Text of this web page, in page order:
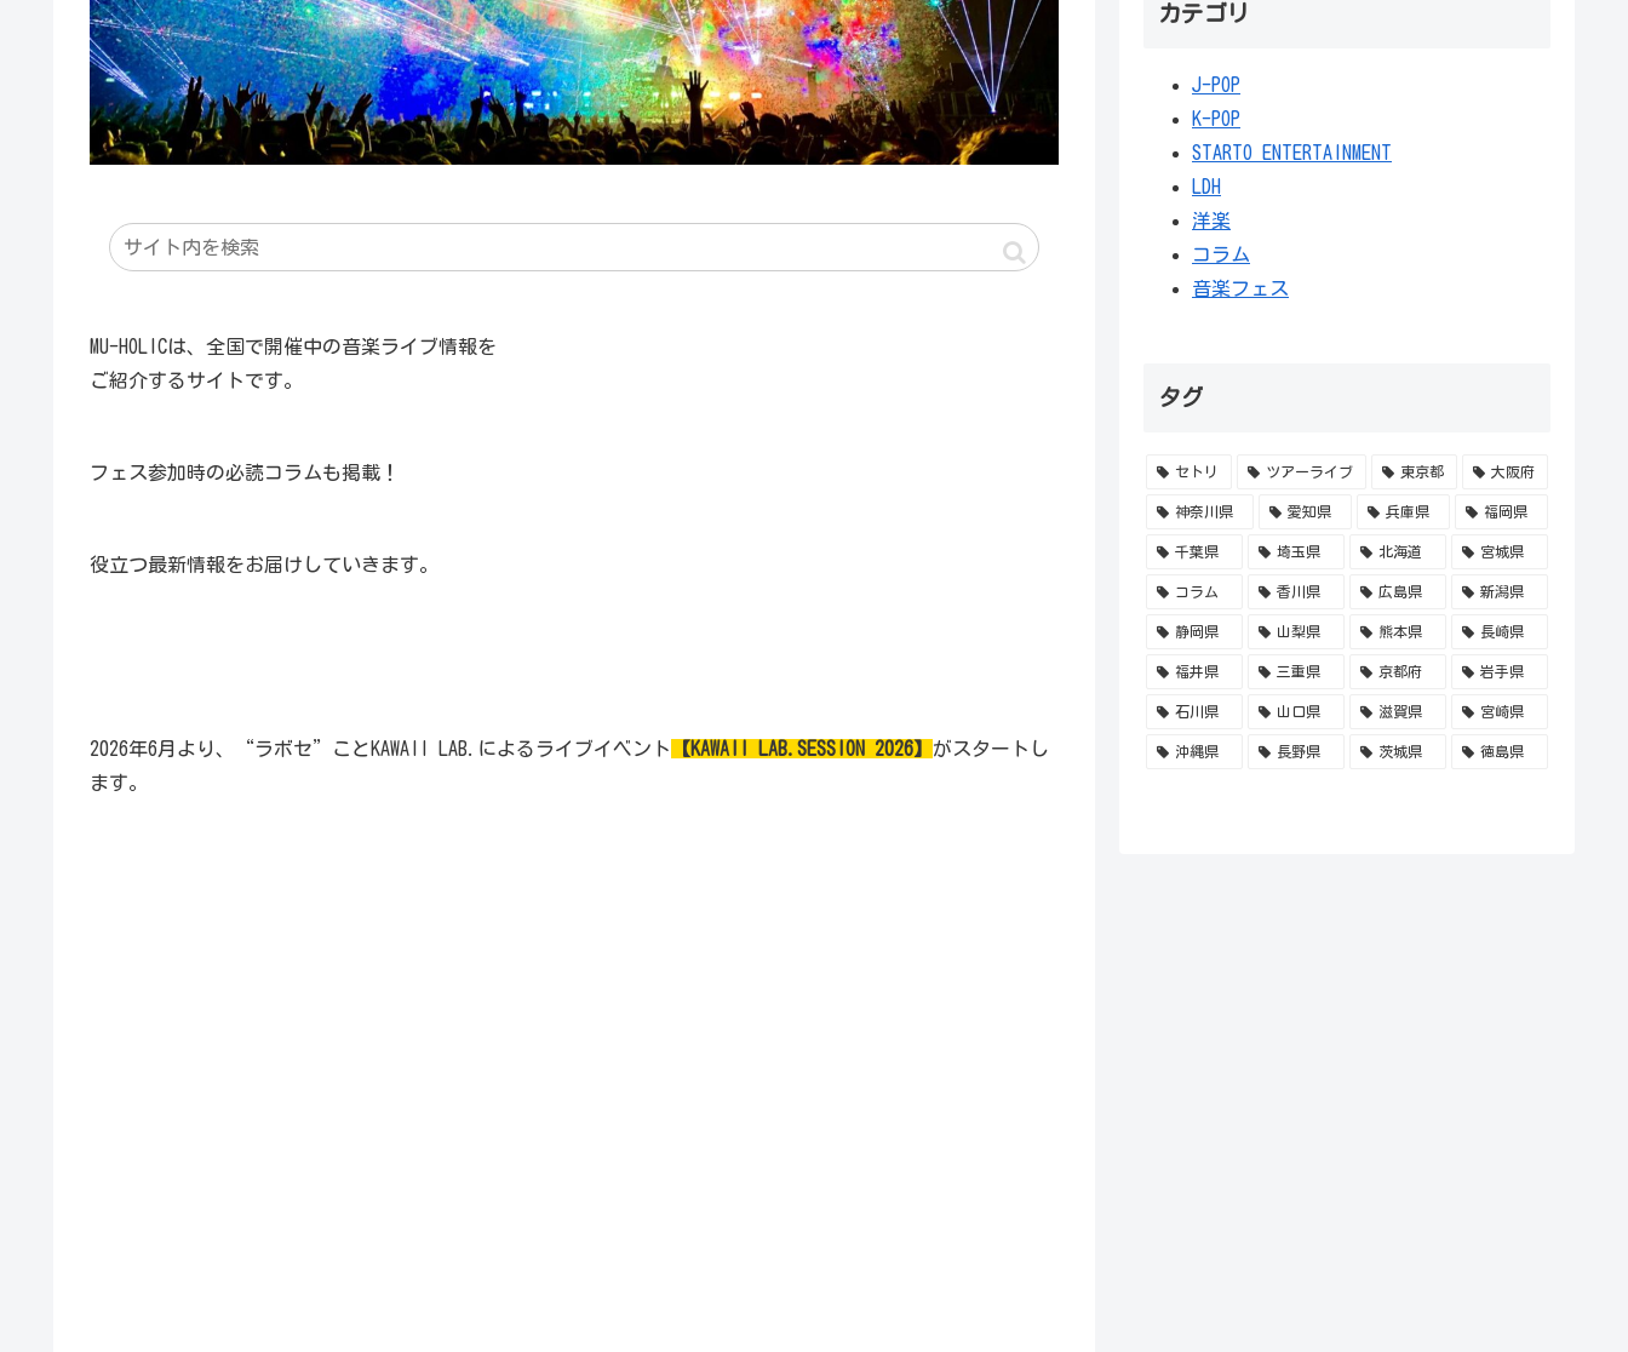
MU-HOLICは、全国で開催中の音楽ライブ情報を
ご紹介するサイトです。
フェス参加時の必読コラムも掲載！
役立つ最新情報をお届けしていきます。
2026年6月より、“ラボセ”ことKAWAII LAB.によるライブイベント 【KAWAII LAB.SESSION 2026】 がスタートし
ます。
カテゴリ
J-POP
K-POP
STARTO ENTERTAINMENT
LDH
洋楽
コラム
音楽フェス
タグ
セトリ ツアーライブ 東京都 大阪府
神奈川県 愛知県 兵庫県 福岡県
千葉県 埼玉県 北海道 宮城県
コラム 香川県 広島県 新潟県
静岡県 山梨県 熊本県 長崎県
福井県 三重県 京都府 岩手県
石川県 山口県 滋賀県 宮崎県
沖縄県 長野県 茨城県 徳島県